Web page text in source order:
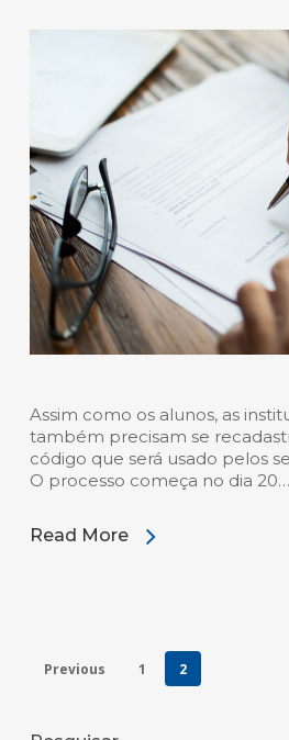
Assim como os alunos, as
também precisam se
código que será usado pelos
O processo começa no dia 20…
Read More
Previous 1 2